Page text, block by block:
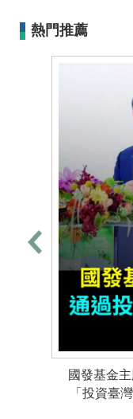
熱門推薦
國發基金
「投資臺